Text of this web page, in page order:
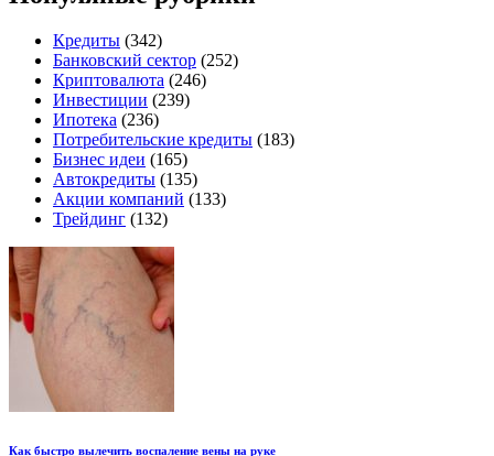
Кредиты (342)
Банковский сектор (252)
Криптовалюта (246)
Инвестиции (239)
Ипотека (236)
Потребительские кредиты (183)
Бизнес идеи (165)
Автокредиты (135)
Акции компаний (133)
Трейдинг (132)
Как быстро вылечить воспаление вены на руке